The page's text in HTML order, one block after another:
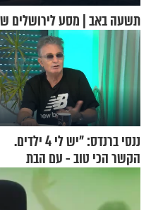
תשעה באב | מסע לירושלים
ננסי ברנדס: "יש לי 4 ילדים.
הקשר הכי טוב - עם הבת
החרדית"